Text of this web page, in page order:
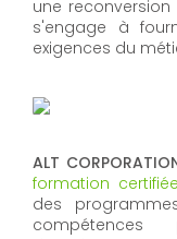
une reconversion
s'engage à
exigences du